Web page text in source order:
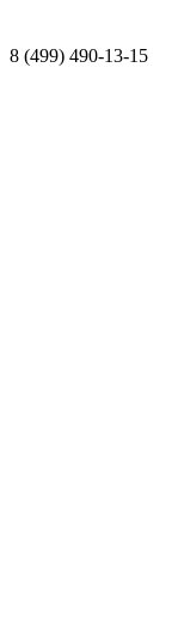
8 (499) 490-13-15